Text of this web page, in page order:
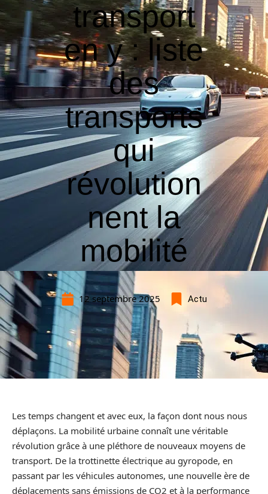
transport
en y : liste
des
transports
qui
révolution
nent la
mobilité
12 septembre 2025 Actu
Les temps changent et avec eux, la façon dont nous nous
déplaçons. La mobilité urbaine connaît une véritable
révolution grâce à une pléthore de nouveaux moyens de
transport. De la trottinette électrique au gyropode, en
passant par les véhicules autonomes, une nouvelle ère de
déplacements sans émissions de CO2 et à la performance